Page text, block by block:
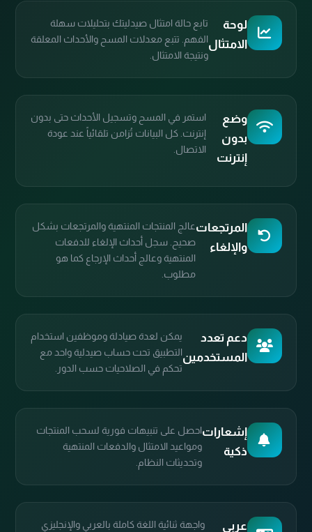
لوحة
الامتثال
تابع حالة امتثال صيدليتك بتحليلات سهلة
الفهم. تتبع معدلات المسح والأحداث المعلقة
ونتيجة الامتثال.
وضع
بدون
إنترنت
استمر في المسح وتسجيل الأحداث حتى بدون
إنترنت. كل البيانات تُزامن تلقائياً عند عودة
الاتصال.
المرتجعات
والإلغاء
عالج المنتجات المنتهية والمرتجعات بشكل
صحيح. سجل أحداث الإلغاء للدفعات
المنتهية وعالج أحداث الإرجاع كما هو
مطلوب.
دعم تعدد
المستخدمين
يمكن لعدة صيادلة وموظفين استخدام
التطبيق تحت حساب صيدلية واحد مع
تحكم في الصلاحيات حسب الدور.
إشعارات
ذكية
احصل على تنبيهات فورية لسحب المنتجات
ومواعيد الامتثال والدفعات المنتهية
وتحديثات النظام.
عربي
واجهة ثنائية اللغة كاملة بالعربي والإنجليزي